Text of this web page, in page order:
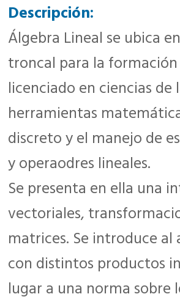
Descripción:
Álgebra Lineal se ubica
troncal para la
licenciado en ciencias
herramientas
discreto y el manejo de
y operaodres lineales.
Se presenta en ella una
vectoriales,
matrices. Se introduce
con distintos productos
lugar a una norma sobre